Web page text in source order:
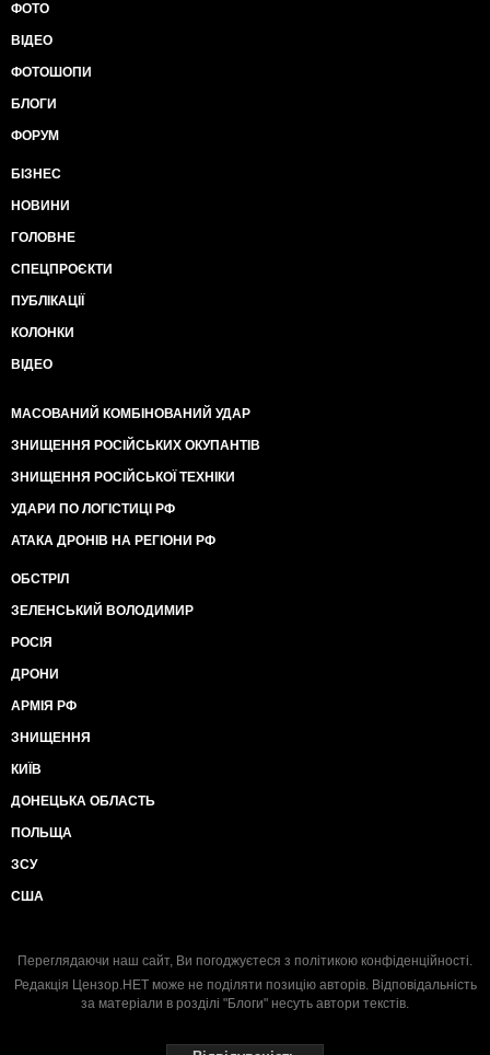
ФОТО
ВІДЕО
ФОТОШОПИ
БЛОГИ
ФОРУМ
БІЗНЕС
НОВИНИ
ГОЛОВНЕ
СПЕЦПРОЄКТИ
ПУБЛІКАЦІЇ
КОЛОНКИ
ВІДЕО
МАСОВАНИЙ КОМБІНОВАНИЙ УДАР
ЗНИЩЕННЯ РОСІЙСЬКИХ ОКУПАНТІВ
ЗНИЩЕННЯ РОСІЙСЬКОЇ ТЕХНІКИ
УДАРИ ПО ЛОГІСТИЦІ РФ
АТАКА ДРОНІВ НА РЕГІОНИ РФ
ОБСТРІЛ
ЗЕЛЕНСЬКИЙ ВОЛОДИМИР
РОСІЯ
ДРОНИ
АРМІЯ РФ
ЗНИЩЕННЯ
КИЇВ
ДОНЕЦЬКА ОБЛАСТЬ
ПОЛЬЩА
ЗСУ
США
Переглядаючи наш сайт, Ви погоджуєтеся з політикою конфіденційності.
Редакція Цензор.НЕТ може не поділяти позицію авторів. Відповідальність
за матеріали в розділі "Блоги" несуть автори текстів.